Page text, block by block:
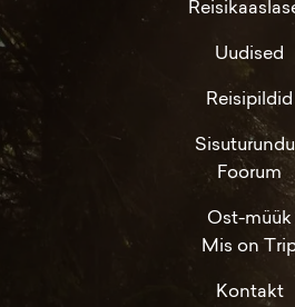
Uudised
Reisipildid
Foorum
Ost-müük
Mis on
Kontakt